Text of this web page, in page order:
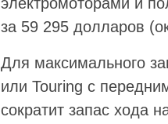
за 59 295 долларов
Для максимального
или Touring с
сократит запас хода